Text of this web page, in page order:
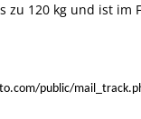
zu 120 kg und ist im